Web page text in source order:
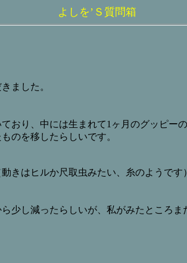
よしを’Ｓ質問箱
ました。
おり、中には生まれて1ヶ月のグッピー
のを移したらしいです。
きはヒルか尺取虫みたい、糸のようです
少し減ったらしいが、私がみたところま